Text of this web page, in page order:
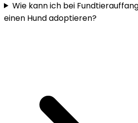
Wie kann ich bei
einen Hund adoptieren?